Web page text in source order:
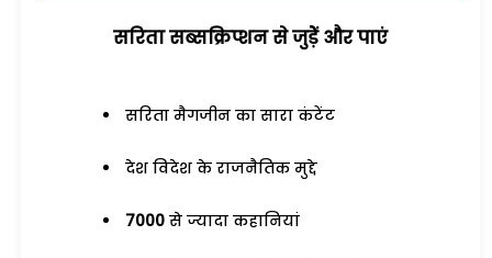
सरिता सब्सक्रिप्शन से जुड़ेें और पाएं
सरिता मैगजीन का सारा कंटेंट
देश विदेश के राजनैतिक मुद्दे
7000 से ज्यादा कहानियां